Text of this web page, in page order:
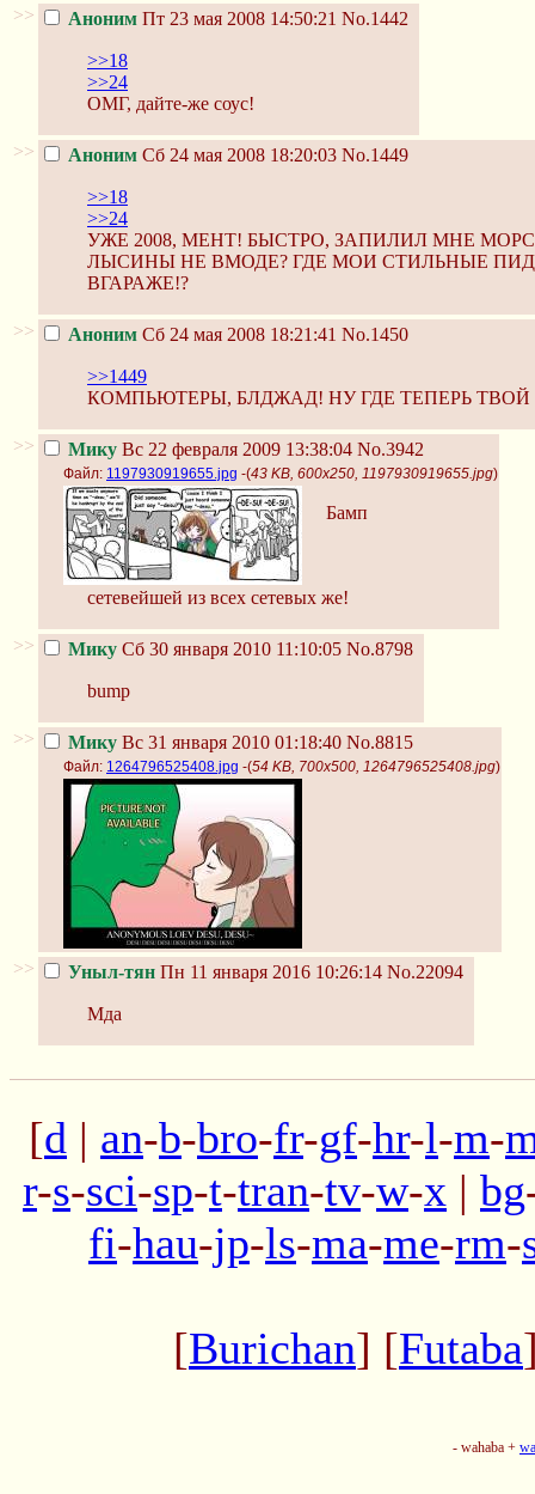
>> Аноним Пт 23 мая 2008 14:50:21 No.1442
>>18
>>24
ОМГ, дайте-же соус!
>> Аноним Сб 24 мая 2008 18:20:03 No.1449
>>18
>>24
УЖЕ 2008, MEHT! БЫСТРО, ЗАПИЛИЛ МНЕ
ЛЫСИНЫ НЕ ВМОДЕ? ГДЕ МОИ СТИЛЬНЫЕ
ВГАРАЖЕ!?
>> Аноним Сб 24 мая 2008 18:21:41 No.1450
>>1449
КОМПЬЮТЕРЫ, БЛДЖАД! НУ ГДЕ ТЕПЕРЬ ТВОЙ
>> Мику Вс 22 февраля 2009 13:38:04 No.3942
Файл: 1197930919655.jpg -(43 KB, 600x250, 1197930919655.jpg)
Бамп
сетевейшей из всех сетевых же!
>> Мику Сб 30 января 2010 11:10:05 No.8798
bump
>> Мику Вс 31 января 2010 01:18:40 No.8815
Файл: 1264796525408.jpg -(54 KB, 700x500, 1264796525408.jpg)
>> Уныл-тян Пн 11 января 2016 10:26:14 No.22094
Мда
[d | an-b-bro-fr-gf-hr-l-m-
r-s-sci-sp-t-tran-tv-w-x | bg
fi-hau-jp-ls-ma-me-rm-
[Burichan] [Futaba
- wahaba +